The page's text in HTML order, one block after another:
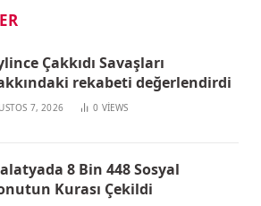
Çakkıdı Savaşları
rekabeti değerlendirdi
7, 2026 0 VIEWS
8 Bin 448 Sosyal
Kurası Çekildi